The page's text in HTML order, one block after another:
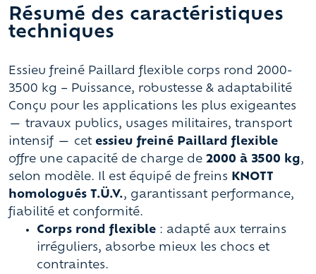
Résumé des caractéristiques
techniques
Essieu freiné Paillard flexible corps rond 2000-
3500 kg – Puissance, robustesse & adaptabilité
Conçu pour les applications les plus exigeantes
— travaux publics, usages militaires, transport
intensif — cet essieu freiné Paillard flexible
offre une capacité de charge de 2000 à 3500 kg,
selon modèle. Il est équipé de freins KNOTT
homologués T.Ü.V., garantissant performance,
fiabilité et conformité.
Corps rond flexible : adapté aux terrains
irréguliers, absorbe mieux les chocs et
contraintes.